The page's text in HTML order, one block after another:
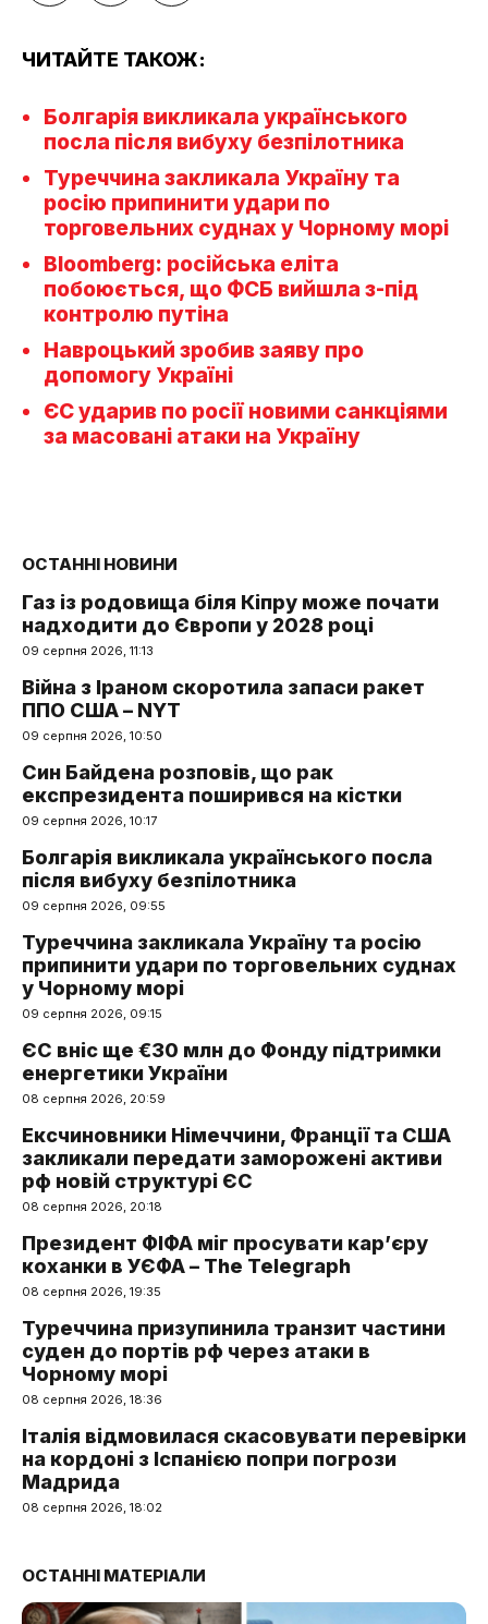
ЧИТАЙТЕ ТАКОЖ:
Болгарія викликала українського
посла після вибуху безпілотника
Туреччина закликала Україну та
росію припинити удари по
торговельних суднах у Чорному морі
Bloomberg: російська еліта
побоюється, що ФСБ вийшла з-під
контролю путіна
Навроцький зробив заяву про
допомогу Україні
ЄС ударив по росії новими санкціями
за масовані атаки на Україну
ОСТАННІ НОВИНИ
Газ із родовища біля Кіпру може почати
надходити до Європи у 2028 році
09 серпня 2026, 11:13
Війна з Іраном скоротила запаси ракет
ППО США – NYT
09 серпня 2026, 10:50
Син Байдена розповів, що рак
експрезидента поширився на кістки
09 серпня 2026, 10:17
Болгарія викликала українського посла
після вибуху безпілотника
09 серпня 2026, 09:55
Туреччина закликала Україну та росію
припинити удари по торговельних суднах
у Чорному морі
09 серпня 2026, 09:15
ЄС вніс ще €30 млн до Фонду підтримки
енергетики України
08 серпня 2026, 20:59
Ексчиновники Німеччини, Франції та США
закликали передати заморожені активи
рф новій структурі ЄС
08 серпня 2026, 20:18
Президент ФІФА міг просувати кар’єру
коханки в УЄФА – The Telegraph
08 серпня 2026, 19:35
Туреччина призупинила транзит частини
суден до портів рф через атаки в
Чорному морі
08 серпня 2026, 18:36
Італія відмовилася скасовувати перевірки
на кордоні з Іспанією попри погрози
Мадрида
08 серпня 2026, 18:02
ОСТАННІ МАТЕРІАЛИ